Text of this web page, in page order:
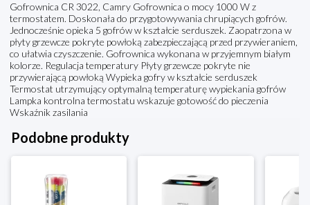
Gofrownica CR 3022, Camry Gofrownica o mocy 1000 W z
termostatem. Doskonała do przygotowywania chrupiących gofrów.
Jednocześnie opieka 5 gofrów w kształcie serduszek. Zaopatrzona w
płyty grzewcze pokryte powłoką zabezpieczającą przed przywieraniem,
co ułatwia czyszczenie. Gofrownica wykonana w przyjemnym białym
kolorze. Regulacja temperatury Płyty grzewcze pokryte nie
przywierającą powłoką Wypieka gofry w kształcie serduszek
Termostat utrzymujący optymalną temperaturę wypiekania gofrów
Lampka kontrolna termostatu wskazuje gotowość do pieczenia
Wskaźnik zasilania
Podobne produkty